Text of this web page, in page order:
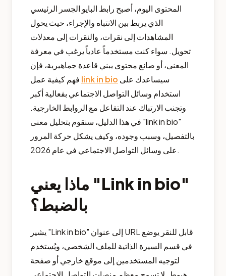
المحتوى اليوم، أصبح رابط البايو الجسر الرئيسي
الذي يربط بين الانتباه والإجراء، حيث يحول
المشاهدات إلى نقرات، والنقرات إلى معدلات
تحويل. سواء كنت مستخدماً عادياً يرغب في معرفة
المعنى، أو صانع محتوى يبني قاعدة جماهيرية، فإن
link in bio
استخدام وسائل التواصل الاجتماعي بفعالية أكبر
وتجنب الارتباك عند التفاعل مع الروابط الخارجية.
في هذا الدليل، سنقوم بتحليل معنى "link in bio"
بالتفصيل، وسبب وجوده، وكيف يشكل حركة المرور
على وسائل التواصل الاجتماعي في عام 2026.
ماذا يعني "Link in bio"
بالضبط؟
يشير "Link in bio" إلى عنوان URL قابل للنقر يوضع
في قسم السيرة الذاتية للملف الشخصي، ويُستخدم
لتوجيه المستخدمين إلى موقع خارجي أو صفحة